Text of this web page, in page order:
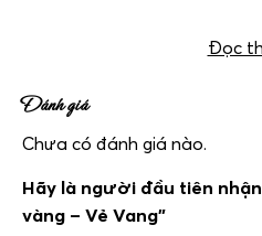
Đọc
Đánh giá
Chưa có đánh giá nào.
Hãy là người đầu tiên
vàng – Vẻ Vang”